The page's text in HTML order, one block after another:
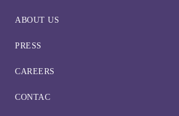
ABOUT US
PRESS
CAREERS
CONTAC